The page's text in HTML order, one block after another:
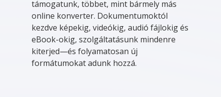
támogatunk, többet, mint bármely más
online konverter. Dokumentumoktól
kezdve képekig, videókig, audió fájlokig és
eBook-okig, szolgáltatásunk mindenre
kiterjed—és folyamatosan új
formátumokat adunk hozzá.